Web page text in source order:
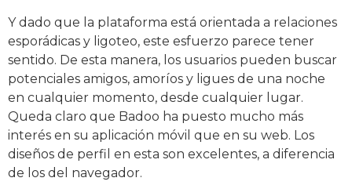
Y dado que la plataforma está orientada a relaciones
esporádicas y ligoteo, este esfuerzo parece tener
sentido. De esta manera, los usuarios pueden buscar
potenciales amigos, amoríos y ligues de una noche
en cualquier momento, desde cualquier lugar.
Queda claro que Badoo ha puesto mucho más
interés en su aplicación móvil que en su web. Los
diseños de perfil en esta son excelentes, a diferencia
de los del navegador.